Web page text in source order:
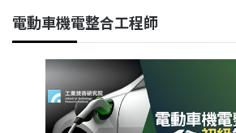
電動車機電整合工程師